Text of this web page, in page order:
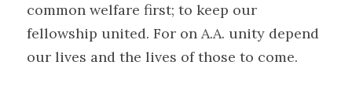
common welfare first; to keep our
fellowship united. For on A.A. unity depend
our lives and the lives of those to come.